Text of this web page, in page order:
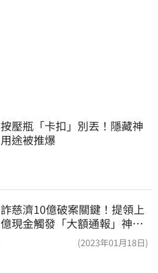
按壓瓶「卡扣」別丟！隱藏神
用途被推爆
詐慈濟10億破案關鍵！提領上
億現金觸發「大額通報」神鬼
(2023年01月18日)